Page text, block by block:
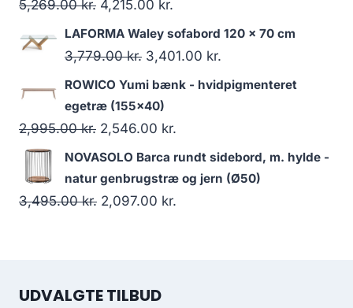
5,269.00kr. 4,215.00 kr.
LAFORMA Waley sofabord 120 x 70 cm
3,779.00kr. 3,401.00 kr.
ROWICO Yumi bænk - hvidpigmenteret
egetræ (155x40)
2,995.00kr. 2,546.00 kr.
NOVASOLO Barca rundt sidebord, m. hylde -
natur genbrugstræ og jern (Ø50)
3,495.00kr. 2,097.00 kr.
UDVALGTE TILBUD